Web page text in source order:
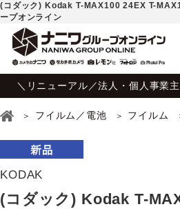
(コダック) Kodak T-MAX100 24EX T-
ープオンライン
＼リニューアル／法人・個人事業
フイルム／電池 フイルム
KODAK
(コダック) Kodak T-